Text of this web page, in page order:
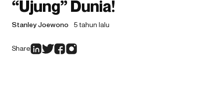
“Ujung” Dunia!
Stanley Joewono 5 tahun lalu
Share